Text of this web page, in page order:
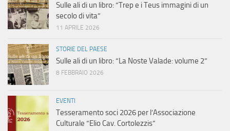
Sulle ali di un libro: “Trep e i Teus immagini di un
secolo di vita”
11 APRILE 2026
STORIE DEL PAESE
Sulle ali di un libro: “La Noste Valade: volume 2”
8 FEBBRAIO 2026
EVENTI
Tesseramento soci 2026 per l’Associazione
Culturale “Elio Cav. Cortolezzis”